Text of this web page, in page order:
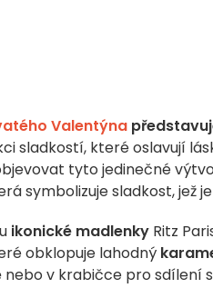
Valentýna
sladkostí, které oslavují
tyto jedinečné
symbolizuje sladkost, jež
ikonické madlenky Ritz
obklopuje lahodný
nebo v krabičce pro sdílení